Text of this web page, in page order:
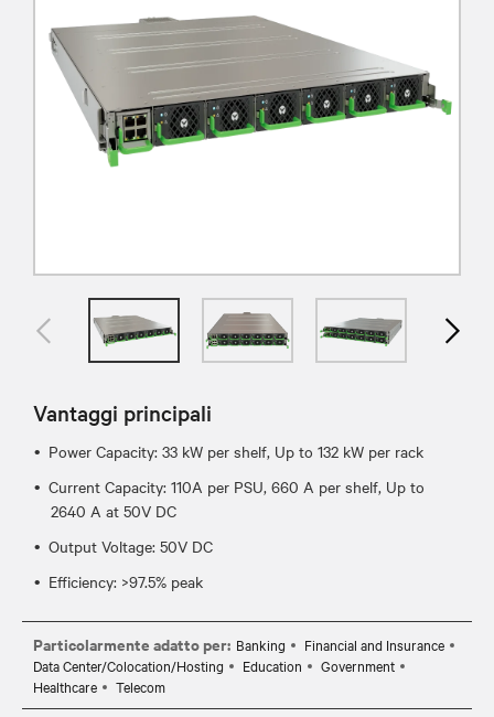
Vantaggi principali
​Power Capacity: 33 kW per shelf, Up to 132 kW per rack
Current Capacity: 110A per PSU, 660 A per shelf, Up to
2640 A at 50V DC
Output Voltage: 50V DC
Efficiency: >97.5% peak
Particolarmente adatto per: Banking
Financial and Insurance
Data Center/Colocation/Hosting
Education
Government
Healthcare
Telecom